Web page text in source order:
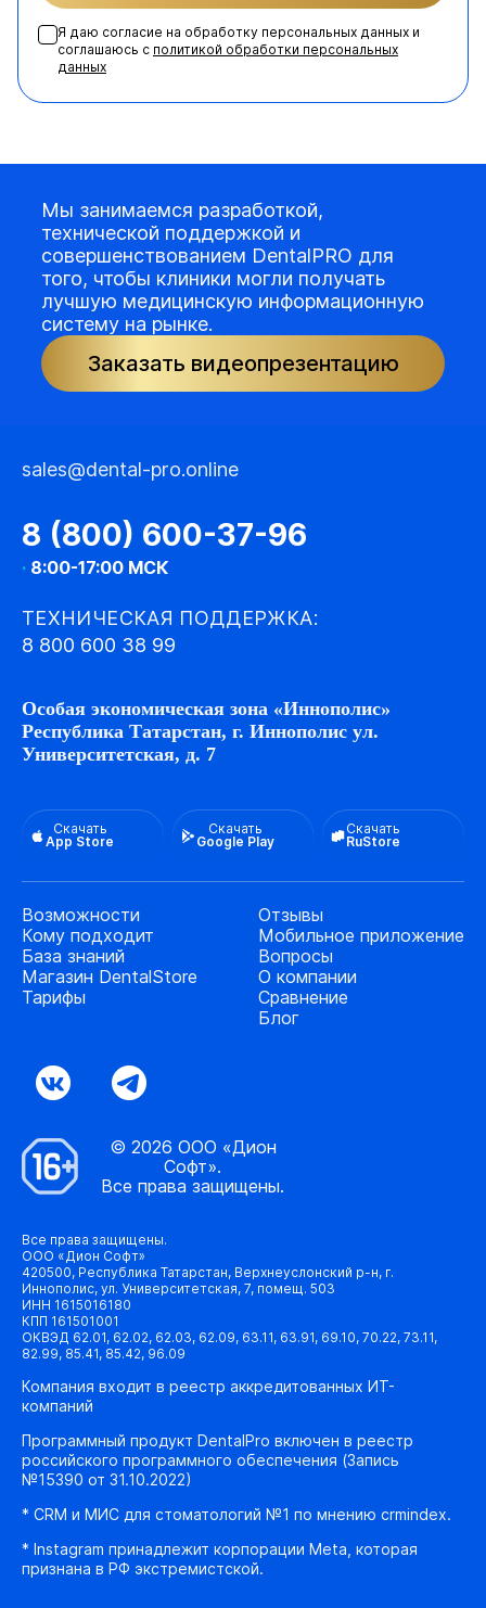
Я даю согласие на обработку персональных данных и
соглашаюсь с политикой обработки персональных
данных
Мы занимаемся разработкой,
технической поддержкой и
совершенствованием DentalPRO для
того, чтобы клиники могли получать
лучшую медицинскую информационную
систему на рынке.
Заказать видеопрезентацию
sales@dental-pro.online
8 (800) 600-37-96
· 8:00-17:00 МСК
ТЕХНИЧЕСКАЯ ПОДДЕРЖКА:
8 800 600 38 99
Особая экономическая зона «Иннополис»
Республика Татарстан, г. Иннополис ул.
Университетская, д. 7
Скачать
App Store
Скачать
Google Play
Скачать
RuStore
Возможности
Кому подходит
База знаний
Магазин DentalStore
Тарифы
Отзывы
Мобильное приложение
Вопросы
О компании
Сравнение
Блог
© 2026 ООО «Дион
Софт».
Все права защищены.
Все права защищены.
ООО «Дион Софт»
420500, Республика Татарстан, Верхнеуслонский р-н, г.
Иннополис, ул. Университетская, 7, помещ. 503
ИНН 1615016180
КПП 161501001
ОКВЭД 62.01, 62.02, 62.03, 62.09, 63.11, 63.91, 69.10, 70.22, 73.11,
82.99, 85.41, 85.42, 96.09
Компания входит в реестр аккредитованных ИТ-
компаний
Программный продукт DentalPro включен в реестр
российского программного обеспечения (Запись
№15390 от 31.10.2022)
* CRM и МИС для стоматологий №1 по мнению crmindex.
* Instagram принадлежит корпорации Meta, которая
признана в РФ экстремистской.